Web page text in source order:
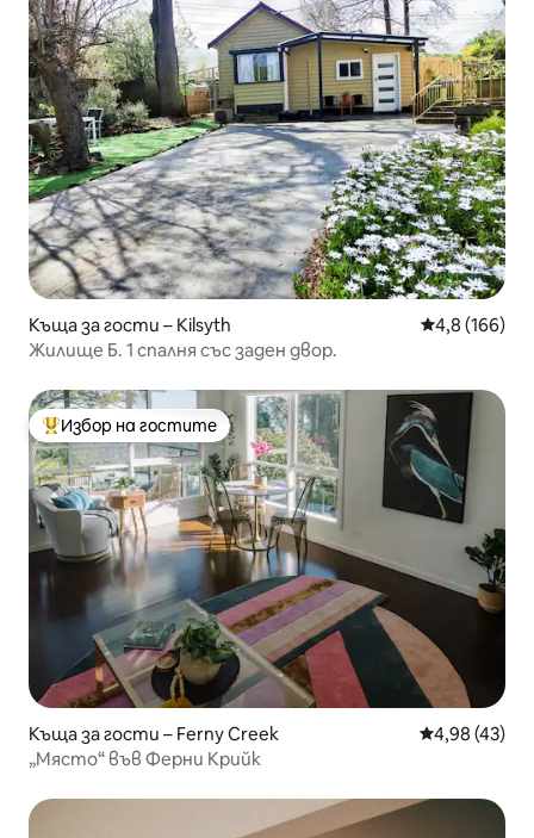
Къща за гости – Kilsyth Средна
4,8 (166)
Жилище Б. 1 спалня със заден двор.
Най-популярен избор на гостите
Избор на гостите
Къща за гости – Ferny Creek Средна
4,98 (43)
„Място“ във Ферни Крийк